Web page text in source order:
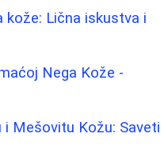
kože: Lična iskustva i
Nega Kože -
Mešovitu Kožu: Saveti